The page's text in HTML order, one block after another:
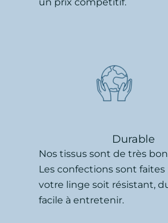
Durable
Nos tissus sont de très
Les confections sont
votre linge soit résistant,
facile à entretenir.